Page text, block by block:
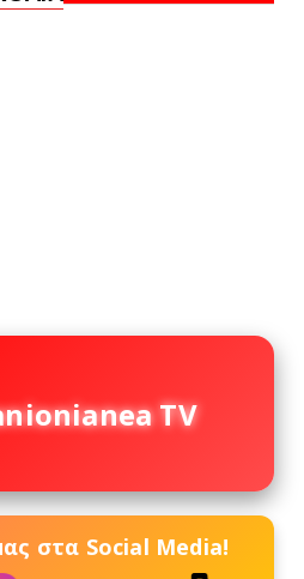
TV
στα Social Media!